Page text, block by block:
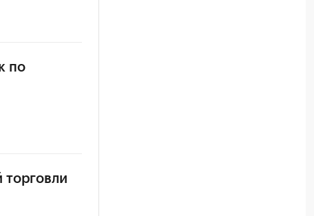
по
торговли